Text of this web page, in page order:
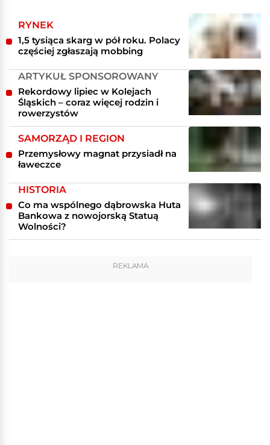
RYNEK
1,5 tysiąca skarg w pół roku. Polacy
częściej zgłaszają mobbing
ARTYKUŁ SPONSOROWANY
Rekordowy lipiec w Kolejach
Śląskich – coraz więcej rodzin i
rowerzystów
SAMORZĄD I REGION
Przemysłowy magnat przysiadł na
ławeczce
HISTORIA
Co ma wspólnego dąbrowska Huta
Bankowa z nowojorską Statuą
Wolności?
REKLAMA